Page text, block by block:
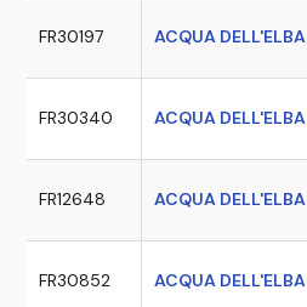
FR30197 ACQUA
FR30340 ACQUA
FR12648 ACQUA
FR30852 ACQUA